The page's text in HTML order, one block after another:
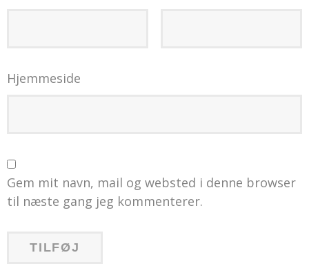
Hjemmeside
Gem mit navn, mail og websted i denne browser
til næste gang jeg kommenterer.